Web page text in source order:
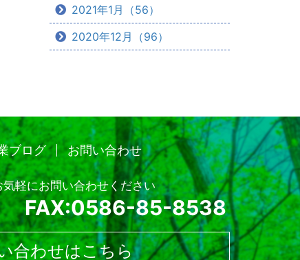
2021年1月（56）
2020年12月（96）
ブログ お問い合わせ
軽にお問い合わせください
FAX:0586-85-8538
合わせはこちら